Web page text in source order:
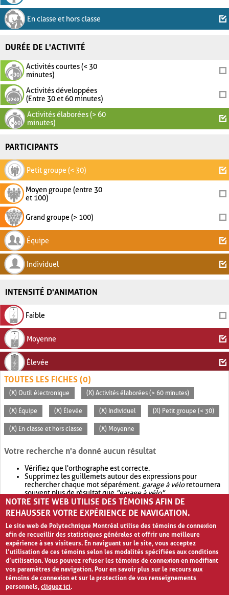
En classe et hors classe
DURÉE DE L'ACTIVITÉ
Activités courtes (< 30
minutes)
Activités développées
(Entre 30 et 60 minutes)
Activités élaborées (> 60
minutes)
PARTICIPANTS
Petit groupe (< 30)
Moyen groupe (entre 30
et 100)
Grand groupe (> 100)
Équipe
Individuel
INTENSITÉ D'ANIMATION
Faible
Moyenne
Élevée
TOUTES LES FICHES (0)
(X) Outil électronique (X) Activités élaborées (> 60 minutes)
(X) Équipe (X) Élevée (X) Individuel (X) Petit groupe (< 30)
(X) En classe et hors classe (X) Moyenne
Votre recherche n'a donné aucun résultat
Vérifiez que l'orthographe est correcte.
Supprimez les guillemets autour des expressions pour
rechercher chaque mot séparément. garage à véloretournera
souvent plus de résultat que"garage à vélo".
Envisagez d'élargir votre recherche avec OR.garage OR vélo
retournera souvent plus de résultat quegarage à vélo
NOTRE SITE WEB UTILISE DES TÉMOINS AFIN DE
REHAUSSER VOTRE EXPÉRIENCE DE NAVIGATION.
Le site web de Polytechnique Montréal utilise des témoins de connexion
afin de recueillir des statistiques générales et offrir une meilleure
expérience à ses visiteurs. En naviguant sur le site, vous acceptez
l’utilisation de ces témoins selon les modalités spécifiées aux conditions
d’utilisation. Vous pouvez refuser les témoins de connexion en modifiant
vos paramètres de navigation. Pour en savoir plus sur le recours aux
témoins de connexion et sur la protection de vos renseignements
personnels,cliquez ici.